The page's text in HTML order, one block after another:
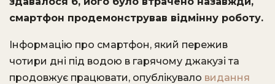
смартфон продемонстрував відмінну роботу.
Інформацію про смартфон, який пережив
чотири дні під водою в гарячому джакузі та
продовжує працювати, опублікувало видання